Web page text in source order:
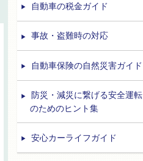
自動車の税金ガイド
事故・盗難時の対応
自動車保険の自然災害ガイド
防災・減災に繋げる安全運転
のためのヒント集
安心カーライフガイド